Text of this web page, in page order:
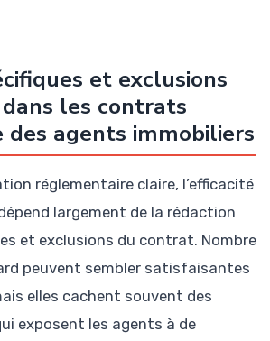
et exclusions
les contrats
des agents immobiliers
réglementaire claire, l’efficacité
largement de la rédaction
et exclusions du contrat. Nombre
peuvent sembler satisfaisantes
elles cachent souvent des
exposent les agents à de